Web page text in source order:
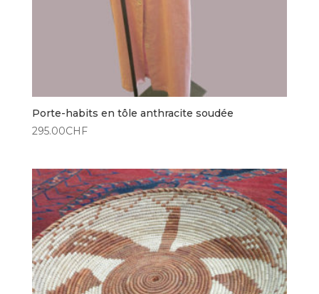
Porte-habits en tôle anthracite soudée
295.00CHF